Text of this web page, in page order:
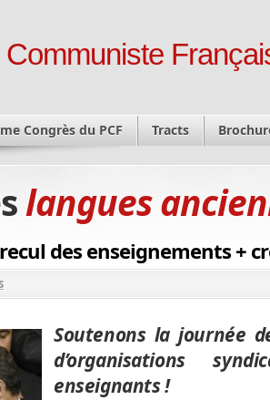
Congrès du PCF Tracts
langues
des enseignements +
Soutenons la journée
d’organisations
enseignants !